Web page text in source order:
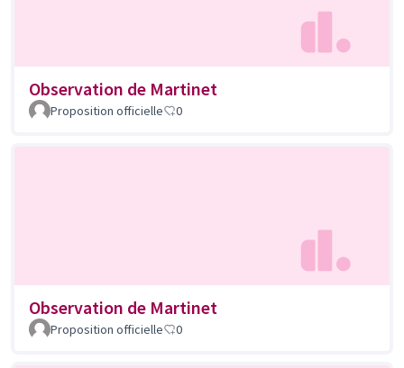
Observation de Martinet
Proposition officielle 0
Observation de Martinet
Proposition officielle 0